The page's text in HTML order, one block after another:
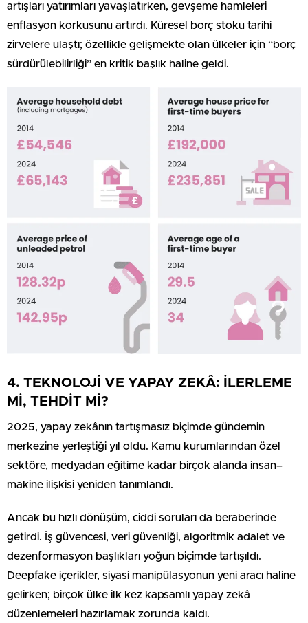
artışları yatırımları yavaşlatırken, gevşeme hamleleri
enflasyon korkusunu artırdı. Küresel borç stoku tarihi
zirvelere ulaştı; özellikle gelişmekte olan ülkeler için “borç
sürdürülebilirliği” en kritik başlık haline geldi.
4. TEKNOLOJİ VE YAPAY ZEKÂ: İLERLEME
Mİ, TEHDİT Mİ?
2025, yapay zekânın tartışmasız biçimde gündemin
merkezine yerleştiği yıl oldu. Kamu kurumlarından özel
sektöre, medyadan eğitime kadar birçok alanda insan–
makine ilişkisi yeniden tanımlandı.
Ancak bu hızlı dönüşüm, ciddi soruları da beraberinde
getirdi. İş güvencesi, veri güvenliği, algoritmik adalet ve
dezenformasyon başlıkları yoğun biçimde tartışıldı.
Deepfake içerikler, siyasi manipülasyonun yeni aracı haline
gelirken; birçok ülke ilk kez kapsamlı yapay zekâ
düzenlemeleri hazırlamak zorunda kaldı.